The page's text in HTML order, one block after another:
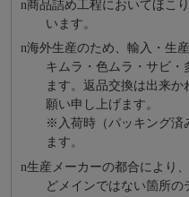
n商品詰め⼯程においてほこ
います。
n海外⽣産のため、輸⼊・⽣
キムラ・色ムラ・サビ・
ます。返品交換は出来
願い申し上げます。
※⼊荷時（パッキング済
ます。
n⽣産メーカーの都合により
どメインではない箇所